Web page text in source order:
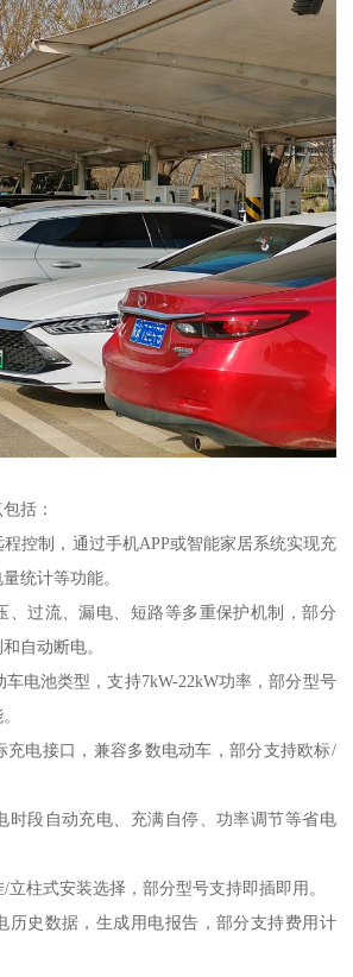
括：
控制，通过手机APP或智能家居系统实现充
统计等功能。
、过流、漏电、短路等多重保护机制，部分
自动断电。
电池类型，支持7kW-22kW功率，部分型号
充电接口，兼容多数电动车，部分支持欧标/
时段自动充电、充满自停、功率调节等省电
立柱式安装选择，部分型号支持即插即用。
历史数据，生成用电报告，部分支持费用计